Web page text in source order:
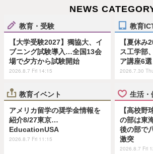
NEWS
教育・受験
【大学受験2027】獨協大、イ
ブニング試験導入…全国13会
場で夕方から試験開始
2026.8.7 Fri 14:15
教育
【夏休み
ス工学部
ア講座6選
2026.7.30
教育イベント
アメリカ留学の奨学金情報を
紹介8/27東京…
EducationUSA
2026.8.7 Fri 11:15
生活・
【高校野
の部は東
後の部で
激突
2026.8.7 Fri